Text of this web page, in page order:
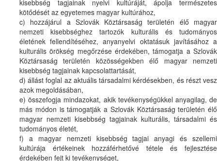
kisebbség tagjainak nyelvi kultúráját, ápolja természetes
kötődését az egyetemes magyar kultúrához,
c) hozzájárul a Szlovák Köztársaság területén élő magyar
nemzeti kisebbséghez tartozók kulturális és tudományos
életének fellendítéséhez, anyanyelvi oktatásuk javításához a
kulturális örökség megőrzése érdekében, támogatja a Szlovák
Köztársaság területén közösségekben élő magyar nemzeti
kisebbség tagjainak kapcsolattartását,
d) állást foglal az aktuális társadalmi kérdésekben, és részt vesz
azok megoldásában,
e) összefogja mindazokat, akik tevékenységükkel anyagilag, de
más módon is támogatják a Szlovák Köztársaság területén élő
magyar nemzeti kisebbség tagjainak kulturális, társadalmi és
tudományos életét,
f) a magyar nemzeti kisebbség tagjai anyagi és szellemi
kultúrája értékeinek hozzáférhetővé tétele és fejlesztése
érdekében fejt ki tevékenységet,